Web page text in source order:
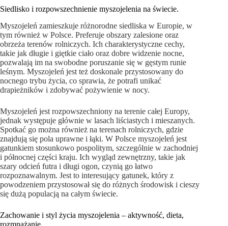
Siedlisko i rozpowszechnienie myszojelenia na świecie.
Myszojeleń zamieszkuje różnorodne siedliska w Europie, w
tym również w Polsce. Preferuje obszary zalesione oraz
obrzeża terenów rolniczych. Ich charakterystyczne cechy,
takie jak długie i giętkie ciało oraz dobre widzenie nocne,
pozwalają im na swobodne poruszanie się w gęstym runie
leśnym. Myszojeleń jest też doskonale przystosowany do
nocnego trybu życia, co sprawia, że potrafi unikać
drapieżników i zdobywać pożywienie w nocy.
Myszojeleń jest rozpowszechniony na terenie całej Europy,
jednak występuje głównie w lasach liściastych i mieszanych.
Spotkać go można również na terenach rolniczych, gdzie
znajdują się pola uprawne i łąki. W Polsce myszojeleń jest
gatunkiem stosunkowo pospolitym, szczególnie w zachodniej
i północnej części kraju. Ich wygląd zewnętrzny, takie jak
szary odcień futra i długi ogon, czynią go łatwo
rozpoznawalnym. Jest to interesujący gatunek, który z
powodzeniem przystosował się do różnych środowisk i cieszy
się dużą populacją na całym świecie.
Zachowanie i styl życia myszojelenia – aktywność, dieta,
rozmnażanie.